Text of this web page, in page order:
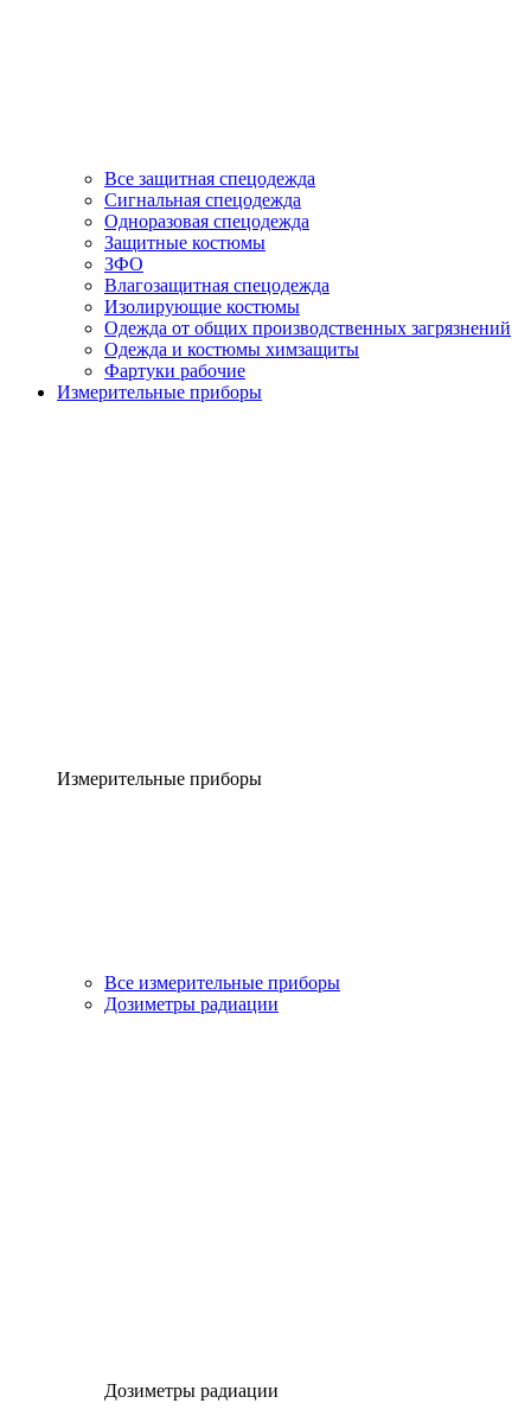
Все защитная спецодежда
Сигнальная спецодежда
Одноразовая спецодежда
Защитные костюмы
ЗФО
Влагозащитная спецодежда
Изолирующие костюмы
Одежда от общих производственных загрязнений
Одежда и костюмы химзащиты
Фартуки рабочие
Измерительные приборы
Измерительные приборы
Все измерительные приборы
Дозиметры радиации
Дозиметры радиации